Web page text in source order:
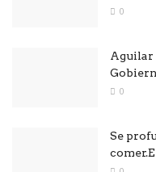
0
Aguilar
0
Se